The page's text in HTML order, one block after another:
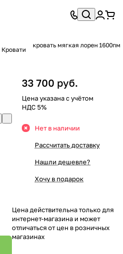
Кровати
кровать мягкая лорен 1600пм
33 700 руб.
Цена указана с учётом
НДС 5%
Нет в наличии
Рассчитать доставку
Нашли дешевле?
Хочу в подарок
Цена действительна только для
интернет-магазина и может
отличаться от цен в розничных
магазинах